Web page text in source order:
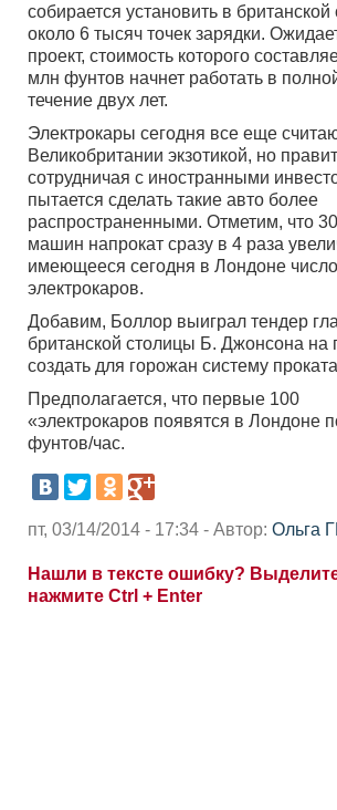
собирается установить в британской
около 6 тысяч точек зарядки.
проект, стоимость которого
млн фунтов начнет работать в
течение двух лет.
Электрокары сегодня все еще
Великобритании экзотикой, но
сотрудничая с иностранными
пытается сделать такие авто более
распространенными. Отметим, что
машин напрокат сразу в 4 раза
имеющееся сегодня в Лондоне число
электрокаров.
Добавим, Боллор выиграл тендер
британской столицы Б. Джонсона на
создать для горожан систему
Предполагается, что первые 100
«электрокаров появятся в Лондоне
фунтов/час.
пт, 03/14/2014 - 17:34 - Автор: Ольга
Нашли в тексте ошибку?
нажмите Ctrl + Enter